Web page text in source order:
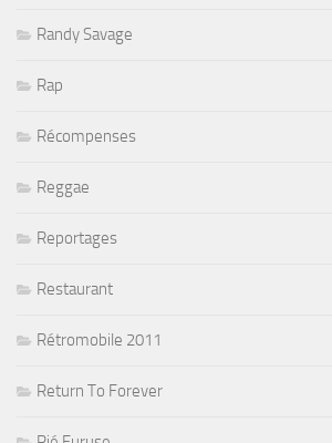
Randy Savage
Rap
Récompenses
Reggae
Reportages
Restaurant
Rétromobile 2011
Return To Forever